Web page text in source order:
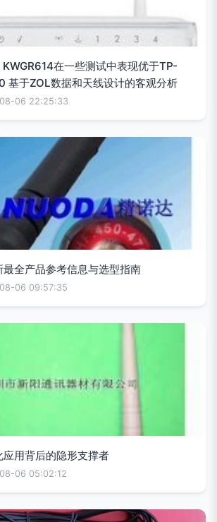
在一些测试中表现优于TP-
基于ZOL数据和天线设计的客观分析
06 22:25:33
全产品参考信息与选型指南
06 09:57:35
用背后的隐形支撑者
06 05:02:12